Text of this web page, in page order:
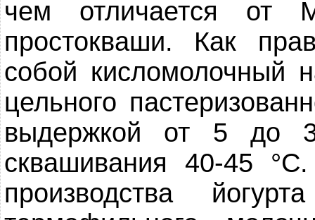
чем отличается от
простокваши. Как
собой кисломолочный
цельного
выдержкой от 5 до
сквашивания 40-45
производства